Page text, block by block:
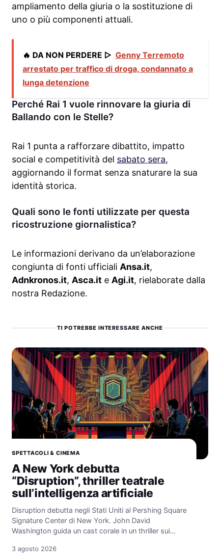
ampliamento della giuria o la sostituzione di
uno o più componenti attuali.
🔥 DA NON PERDERE ▷ Genny Terremoto
arrestato per traffico di droga, condannato a
lunga detenzione
Perché Rai 1 vuole rinnovare la giuria di
Ballando con le Stelle?
Rai 1 punta a rafforzare dibattito, impatto
social e competitività del sabato sera,
aggiornando il format senza snaturare la sua
identità storica.
Quali sono le fonti utilizzate per questa
ricostruzione giornalistica?
Le informazioni derivano da un’elaborazione
congiunta di fonti ufficiali Ansa.it,
Adnkronos.it, Asca.it e Agi.it, rielaborate dalla
nostra Redazione.
TI POTREBBE INTERESSARE ANCHE
SPETTACOLI & CINEMA
A New York debutta
“Disruption”, thriller teatrale
sull’intelligenza artificiale
Disruption debutta negli Stati Uniti al Pershing Square
Signature Center di New York. John David
Washington guida un cast corale in un thriller sui…
3 agosto 2026